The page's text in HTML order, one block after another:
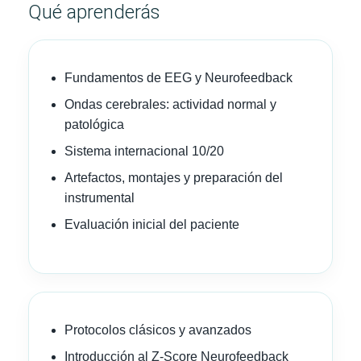
Qué aprenderás
Fundamentos de EEG y Neurofeedback
Ondas cerebrales: actividad normal y
patológica
Sistema internacional 10/20
Artefactos, montajes y preparación del
instrumental
Evaluación inicial del paciente
Protocolos clásicos y avanzados
Introducción al Z-Score Neurofeedback